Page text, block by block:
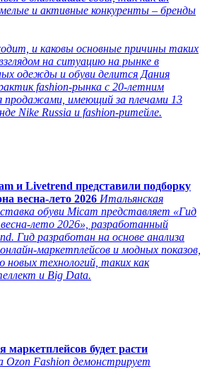
и активные конкуренты – бренды
и каковы основные причины таких
на ситуацию на рынке в
одежды и обуви делится Дания
fashion-рынка с 20-летним
продажами, имеющий за плечами 13
Nike Russia и fashion-ритейле.
и Livetrend представили подборку
весна-лето 2026 Итальянская
обуви Micam представляет «Гид
лето 2026», разработанный
Гид разработан на основе анализа
маркетплейсов и модных показов,
технологий, таких как
и Big Data.
маркетплейсов будет расти
Ozon Fashion демонстрирует